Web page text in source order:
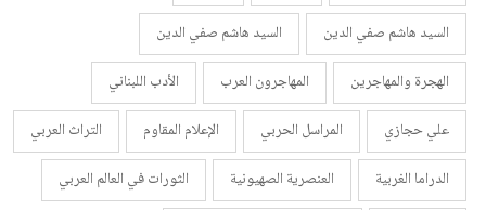
السيد هاشم صفي الدين
السيد هاشم صفي الدين
الهجرة والمهاجرين
المهاجرون العرب
الأدب اللبناني
علي حجازي
المراسل الحربي الإعلام المقاوم
التراث العربي
الدراما الغربية
العنصرية الصهيونية
الثورات في العالم العربي